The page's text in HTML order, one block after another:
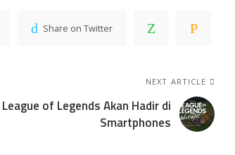
Share on Twitter
NEXT ARTICLE
League of Legends Akan Hadir di
Smartphones